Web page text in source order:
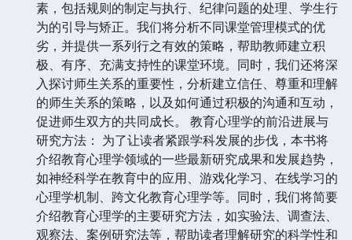
素，包括规则的制定与执行、纪律问题的处理、学生行
为的引导与矫正。我们将分析不同课堂管理模式的优
劣，并提供一系列行之有效的策略，帮助教师建立积
极、有序、充满支持性的课堂环境。同时，我们还将深
入探讨师生关系的重要性，分析建立信任、尊重和理解
的师生关系的策略，以及如何通过积极的沟通和互动，
促进师生双方的共同成长。 教育心理学的前沿进展与
研究方法： 为了让读者紧跟学科发展的步伐，本书将
介绍教育心理学领域的一些最新研究成果和发展趋势，
如神经科学在教育中的应用、游戏化学习、在线学习的
心理学机制、跨文化教育心理学等。同时，我们将简要
介绍教育心理学的主要研究方法，如实验法、调查法、
观察法、案例研究法等，帮助读者理解研究的科学性和